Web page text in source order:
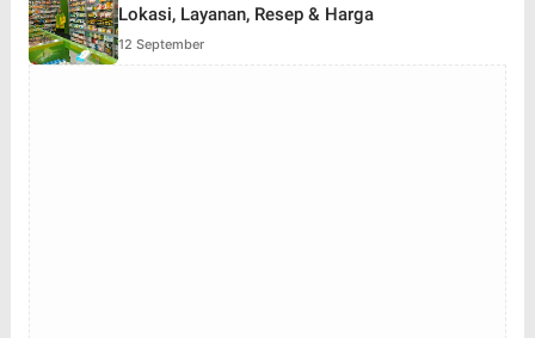
Lokasi, Layanan, Resep & Harga
12 September